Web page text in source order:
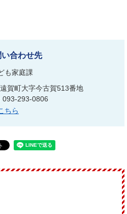
合わせ先
も家庭課
賀町大字今古賀513番地
093-293-0806
ちら